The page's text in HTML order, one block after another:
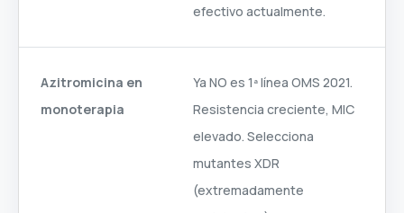
efectivo actualmente.
Azitromicina en
monoterapia
Ya NO es 1ª línea OMS 2021.
Resistencia creciente, MIC
elevado. Selecciona
mutantes XDR
(extremadamente